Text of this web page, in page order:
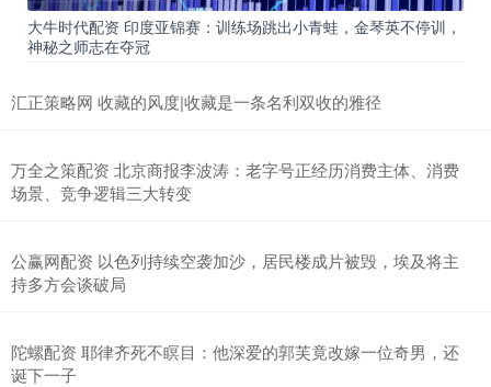
大牛时代配资 印度亚锦赛：训练场跳出小青蛙，金琴英不停训，
神秘之师志在夺冠
汇正策略网 收藏的风度|收藏是一条名利双收的雅径
万全之策配资 北京商报李波涛：老字号正经历消费主体、消费
场景、竞争逻辑三大转变
公赢网配资 以色列持续空袭加沙，居民楼成片被毁，埃及将主
持多方会谈破局
陀螺配资 耶律齐死不瞑目：他深爱的郭芙竟改嫁一位奇男，还
诞下一子